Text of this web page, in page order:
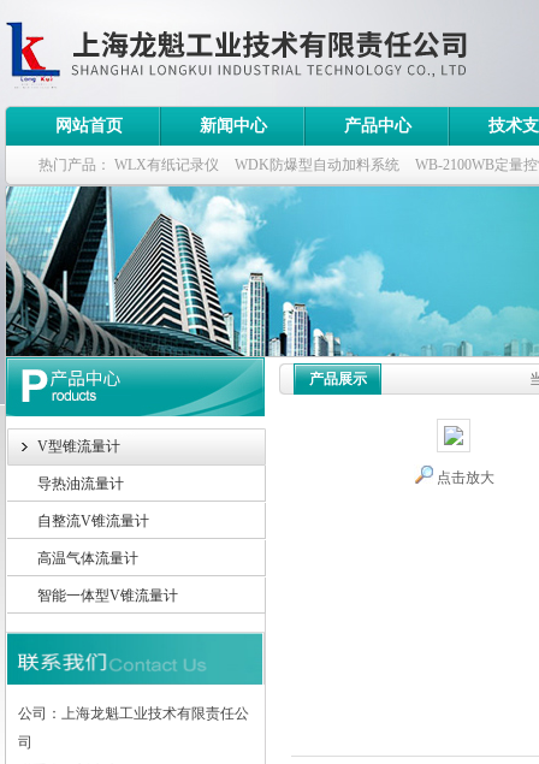
上海龙魁工业技术有限责任公司
网站首页 新闻中心 产品中心 技术
热门产品： WLX有纸记录仪 WDK防爆型自动加料系统 WB-2100WB定量
WDK流量定量控制柜 WB-2100定量装车控制仪
V型锥流量计
导热油流量计
自整流V锥流量计
高温气体流量计
智能一体型V锥流量计
公司：上海龙魁工业技术有限责任公
司
产品展示
点击放大